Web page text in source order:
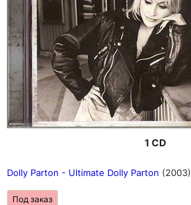
1 CD
Dolly Parton - Ultimate Dolly Parton (2003)
Под заказ